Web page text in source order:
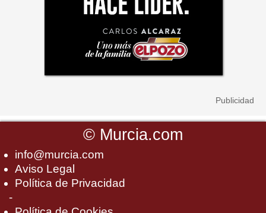
© Murcia.com
info@murcia.com
Aviso Legal
Política de Privacidad
-